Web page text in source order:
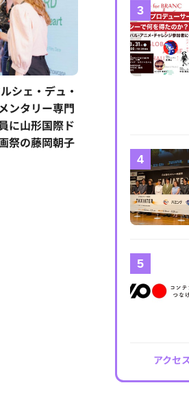
シェ・デュ・
ンタリー専門
に山形国際ド
祭の藤岡朝子
アクセ